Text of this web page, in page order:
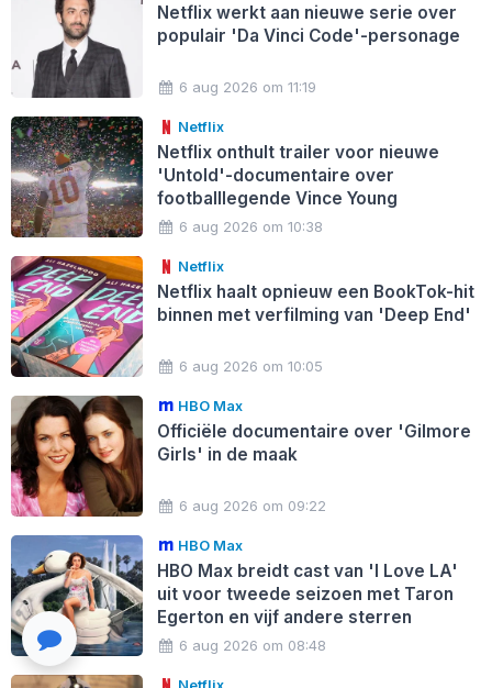
Netflix werkt aan nieuwe serie over
populair 'Da Vinci Code'-personage
6 aug 2026 om 11:19
Netflix
Netflix onthult trailer voor nieuwe
'Untold'-documentaire over
footballlegende Vince Young
6 aug 2026 om 10:38
Netflix
Netflix haalt opnieuw een BookTok-hit
binnen met verfilming van 'Deep End'
6 aug 2026 om 10:05
HBO Max
Officiële documentaire over 'Gilmore
Girls' in de maak
6 aug 2026 om 09:22
HBO Max
HBO Max breidt cast van 'I Love LA'
uit voor tweede seizoen met Taron
Egerton en vijf andere sterren
6 aug 2026 om 08:48